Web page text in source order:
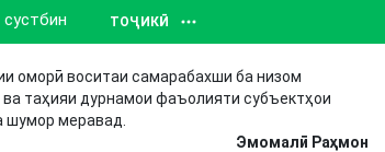
ТОҶИКӢ
оморӣ воситаи самарабахши ба низом
таҳияи дурнамои фаъолияти субъектҳои
шумор меравад.
Эмомалӣ Раҳмон